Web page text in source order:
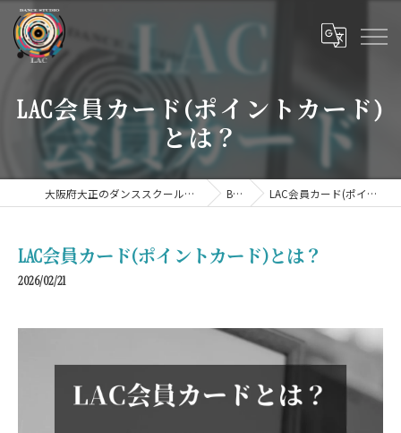
LAC会員カード(ポイントカード)
とは？
大阪府大正のダンススクールならDANCE STUDIO LAC BLOG LAC会員カード(ポイントカード)とは？
LAC会員カード(ポイントカード)とは？
2026/02/21